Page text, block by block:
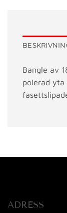
Bangle av
polerad yta
ADRESS